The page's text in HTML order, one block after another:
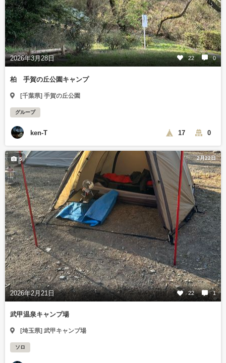
2026年3月28日 22 0
柏 手賀の丘公園キャンプ
[千葉県] 手賀の丘公園
グループ
ken-T 17 0
2月22日
2026年2月21日 22 1
5
武甲温泉キャンプ場
[埼玉県] 武甲キャンプ場
ソロ